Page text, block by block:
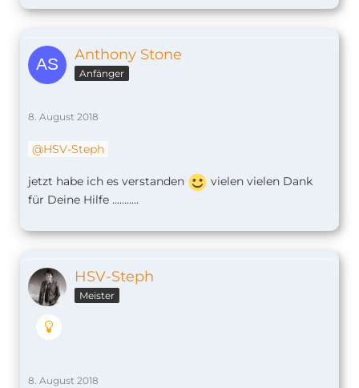
Anthony Stone
Anfänger
8. August 2018
HSV-Steph
jetzt habe ich es verstanden
vielen vielen Dank
für Deine Hilfe ...........
HSV-Steph
Meister
8. August 2018